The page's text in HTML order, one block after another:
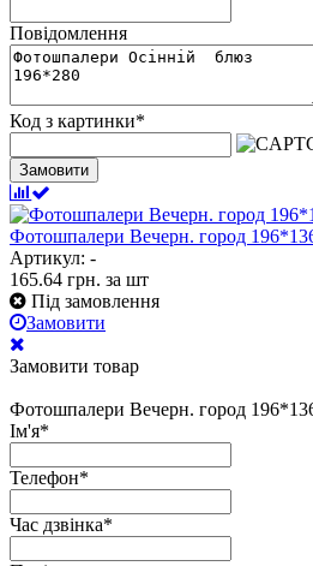
Повідомлення
Код з картинки*
Замовити
Фотошпалери Вечерн. город
Артикул: -
165.64 грн. за шт
Під замовлення
Замовити
Замовити товар
Фотошпалери Вечерн. город
Ім'я*
Телефон*
Час дзвінка*